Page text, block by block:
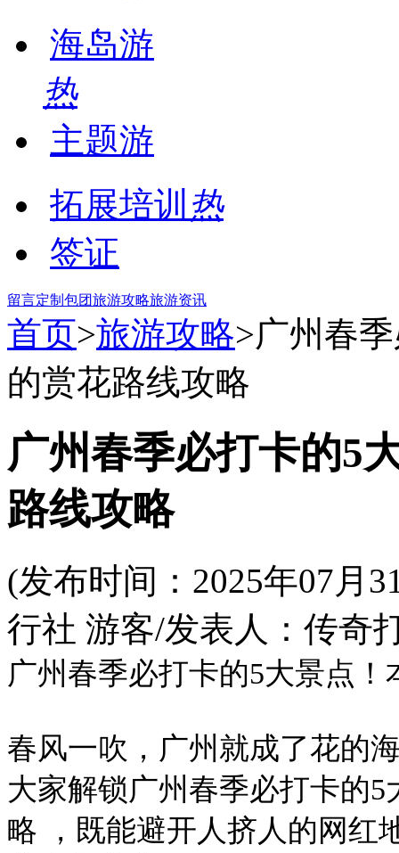
海岛游
热
主题游
拓展培训 热
签证
留言定制包团旅游攻略旅游资讯
首页>旅游攻略>广州春
的赏花路线攻略
广州春季必打卡的5
路线攻略
(发布时间：2025年07月
行社 游客/发表人：传奇
广州春季必打卡的5大景点
春风一吹，广州就成了花的
大家解锁广州春季必打卡的
略 ，既能避开人挤人的网红